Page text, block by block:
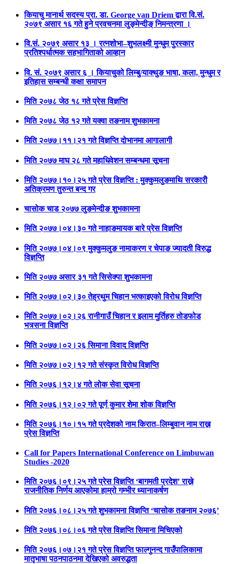
कियाचु मानार्थ सदस्य प्रा. डा. George van Driem द्वारा वि.सं.
२०७९ असार १६ गते हुने प्रवचनमा लुङ्मेन्दीङ् निमन्त्रणा ।
वि.सं. २०७९ असार १३ । रत्नशोभा–शुभलक्ष्मी मुन्धुम पुरस्कार
प्रतिश्पर्धात्मक सहभागिताको आव्हान
वि. सं. २०७९ असार ६ । कियाचुको लिम्बु/याक्थुङ भाषा, कला, मुन्धुम र
इतिहास सम्बन्धी कक्षा समापन
मिति २०७८ जेठ १८ गते प्रेस विज्ञप्ति
मिति २०७८ जेठ १२ गते यक्वा तङनाम शुभकामना
मिति २०७७।११।२१ गते विज्ञप्ति दोभानमा आगालागी
मिति २०७७ माघ २८ गते महाधिवेशन सम्बन्धमा सूचना
मिति २०७७।१०।२५ गते प्रेस विज्ञप्ति : मुक्कुमलुङमाथि सरकारीे
अतिक्रमण तुरुन्त बन्द गर
चासोक चाड २०७७ लुङमेन्दीङ शुभकामना
मिति २०७७।०४।३० गते नाहाङमायक बारे प्रेस विज्ञप्ति
मिति २०७७।०४।०९ मुक्कुमलुङ नामाकरण र चेपाङ ज्यादती विरुद्ध
विज्ञप्ति
मिति २०७७ असार ३१ गते सिसेक्पा शुभकामना
मिति २०७७।०२।३० तेह्रथुम चिहान भत्काइएको विरोध विज्ञप्ति
मिति २०७७।०२।२६ रानीगाउँ चिहान र इलाम मुर्तिहरु तोडफोड
भत्र्सना विज्ञप्ति
मिति २०७७।०२।२६ सिमाना विवाद विज्ञप्ति
मिति २०७७।०२।१२ गते संस्कृत विरोध विज्ञप्ति
मिति २०७६।१२।४ गते लोक सेवा सूचना
मिति २०७६।१२।०२ गते पूर्ण कुमार शेमा शोक विज्ञप्ति
मिति २०७६।१०।१५ गते प्रदेशको नाम किरात–लिम्बुवान नाम राख्न
प्रेस विज्ञप्ति
Call for Papers International Conference on Limbuwan
Studies -2020
मिति २०७६।०९।२५ गते प्रेस विज्ञप्ति ‘बागमती प्रदेश’ राख्ने
राजनीतिक निर्णय आएकोमा हाम्रो गम्भीर ध्यानाकर्षण
मिति २०७६।०८।२५ गते शुभकामना विज्ञप्ति ‘चासोक तङनाम २०७६’
मिति २०७६।०८।०६ गते प्रेस विज्ञप्ति सिमाना मिचिएको
मिति २०७६।०७।२१ गते प्रेस विज्ञप्ति फाल्गुनन्द गाउँपालिकामा
मातृभाषा पठनपाठनमा देखिएको अवरुद्धता